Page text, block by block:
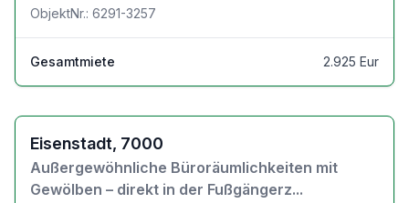
ObjektNr.: 6291-3257
Gesamtmiete 2.925 Eur
Zu den Objektdetails
Eisenstadt, 7000
Außergewöhnliche Büroräumlichkeiten mit
Gewölben – direkt in der Fußgängerz...